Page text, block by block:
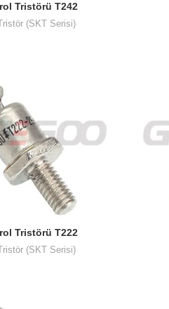
Tristörü T242
(SKT Serisi)
Tristörü T222
(SKT Serisi)